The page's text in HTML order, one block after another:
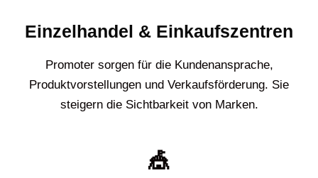
Einzelhandel & Einkaufszentren
Promoter sorgen für die Kundenansprache,
Produktvorstellungen und Verkaufsförderung. Sie
steigern die Sichtbarkeit von Marken.
🎪